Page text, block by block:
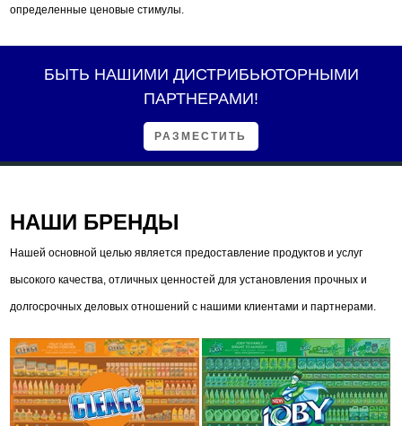
определенные ценовые стимулы.
БЫТЬ НАШИМИ ДИСТРИБЬЮТОРНЫМИ
ПАРТНЕРАМИ!
РАЗМЕСТИТЬ
НАШИ БРЕНДЫ
Нашей основной целью является предоставление продуктов и услуг
высокого качества, отличных ценностей для установления прочных и
долгосрочных деловых отношений с нашими клиентами и партнерами.